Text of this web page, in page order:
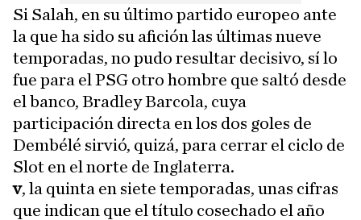
Si Salah, en su último partido europeo ante
la que ha sido su afición las últimas nueve
temporadas, no pudo resultar decisivo, sí lo
fue para el PSG otro hombre que saltó desde
el banco, Bradley Barcola, cuya
participación directa en los dos goles de
Dembélé sirvió, quizá, para cerrar el ciclo de
Slot en el norte de Inglaterra.
v, la quinta en siete temporadas, unas cifras
que indican que el título cosechado el año